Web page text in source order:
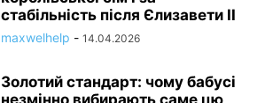
стабільність після Єлизавети II
maxwelhelp - 14.04.2026
Золотий стандарт: чому бабусі
незмінно вибирають саме цю